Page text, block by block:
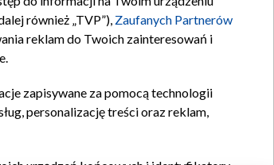
również „TVP”), Zaufanych Partnerów
reklam do Twoich zainteresowań i
zapisywane za pomocą technologii
personalizację treści oraz reklam,